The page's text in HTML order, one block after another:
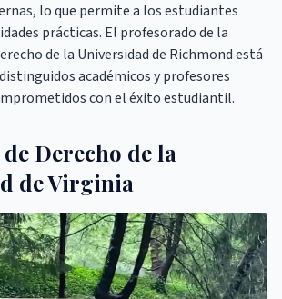
lo que permite a los estudiantes
prácticas. El profesorado de la
de la Universidad de Richmond está
académicos y profesores
con el éxito estudiantil.
Derecho de la
de Virginia